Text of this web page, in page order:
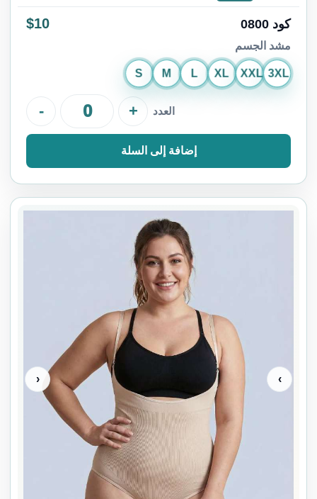
كود 0800 $10
مشد الجسم
S M L XL XXL 3XL
العدد - +
إضافة إلى السلة
›
‹